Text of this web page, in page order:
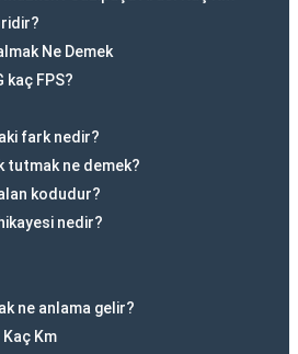
Ne Demek
kaç FPS?
fark nedir?
tutmak ne demek?
kodudur?
nedir?
ne anlama gelir?
Kaç Km